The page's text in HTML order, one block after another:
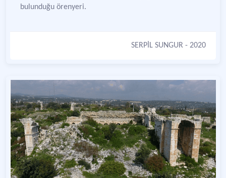
bulunduğu örenyeri.
SERPİL SUNGUR - 2020